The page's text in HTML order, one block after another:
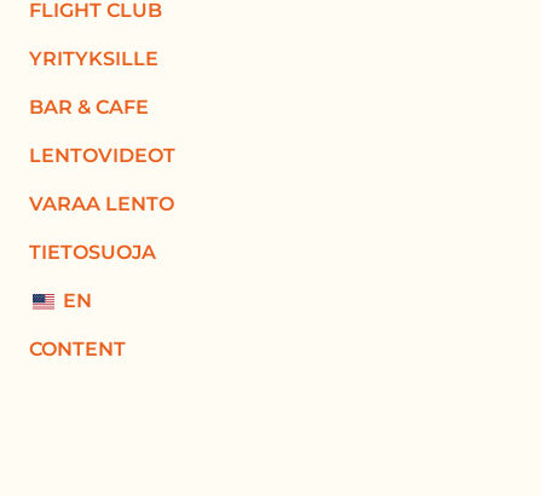
FLIGHT CLUB
YRITYKSILLE
BAR & CAFE
LENTOVIDEOT
VARAA LENTO
TIETOSUOJA
EN
CONTENT